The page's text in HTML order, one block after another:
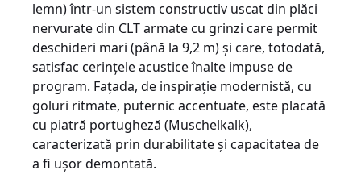
lemn) într-un sistem constructiv uscat din plăci
nervurate din CLT armate cu grinzi care permit
deschideri mari (până la 9,2 m) și care, totodată,
satisfac cerințele acustice înalte impuse de
program. Fațada, de inspirație modernistă, cu
goluri ritmate, puternic accentuate, este placată
cu piatră portugheză (Muschelkalk),
caracterizată prin durabilitate și capacitatea de
a fi ușor demontată.